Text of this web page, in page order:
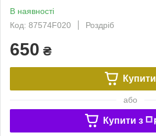
В наявності
Код: 87574F020
Роздріб
650 ₴
Купити
або
Купити з